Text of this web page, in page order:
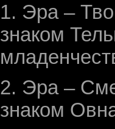
1. Эра –
знаком
2. Эра –
знаком